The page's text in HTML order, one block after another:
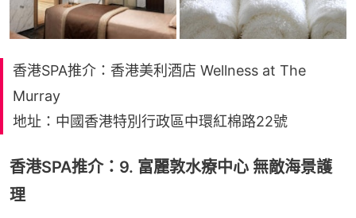
香港SPA推介：香港美利酒店 Wellness at The
Murray
地址：中國香港特別行政區中環紅棉路22號
香港SPA推介：9. 富麗敦水療中心 無敵海景護
理